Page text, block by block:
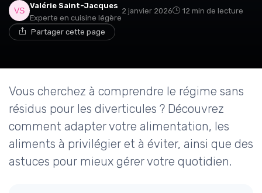
Valérie Saint-Jacques
Experte en cuisine légère
2 janvier 2026 12 min de lecture
Partager cette page
Vous cherchez à comprendre le régime sans
résidus pour les diverticules ? Découvrez
comment adapter votre alimentation, les
aliments à privilégier et à éviter, ainsi que des
astuces pour mieux gérer votre quotidien.